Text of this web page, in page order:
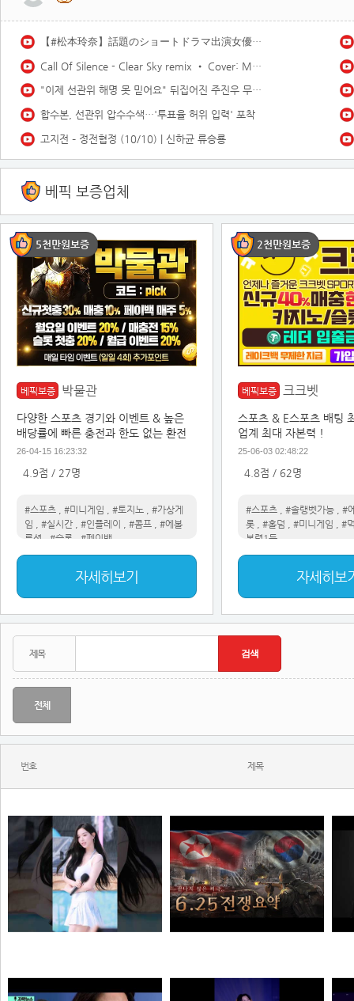
【#松本玲奈】話題のショートドラマ出演女優が待望の水着グラビアに挑戦！――デジタル写真集『21歳の奇跡』好評発売中！ Reina Matsumoto
Call Of Silence - Clear Sky remix • Cover: Mirai | Atack on titan ost | Cover - Vtuber
"이제 선관위 해명 못 믿어요" 뒤집어진 주진우 무슨 일이길래
합수본, 선관위 압수수색…'투표율 허위 입력' 포착
고지전 – 정전협정 (10/10) | 신하균 류승룡
베픽 보증업체
5천만원보증
베픽보증 박물관
다양한 스포츠 경기와 이벤트 & 높은
배당률에 빠른 충전과 한도 없는 환전
26-04-15 16:23:32
4.9점 / 27명
#스포츠 #미니게임 #토지노
#가상게
임
#실시간 #인플레이 #콤프
#에볼
루션
#슬롯 #페이백
자세히보기
2천만원보증
베픽보증 크크벳
스포츠 & E스포츠 배팅
업계 최대 자본력 !
25-06-03 02:48:22
4.8점 / 62명
#스포츠 #솔랭벳가능
#
롯
#홀덤 #미니게임
#
본력1등
자세히보
전체
번호 제목
해골
질주머신